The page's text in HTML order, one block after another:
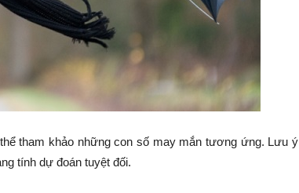
tham khảo những con số may mắn tương ứng. Lưu ý
tính dự đoán tuyệt đối.